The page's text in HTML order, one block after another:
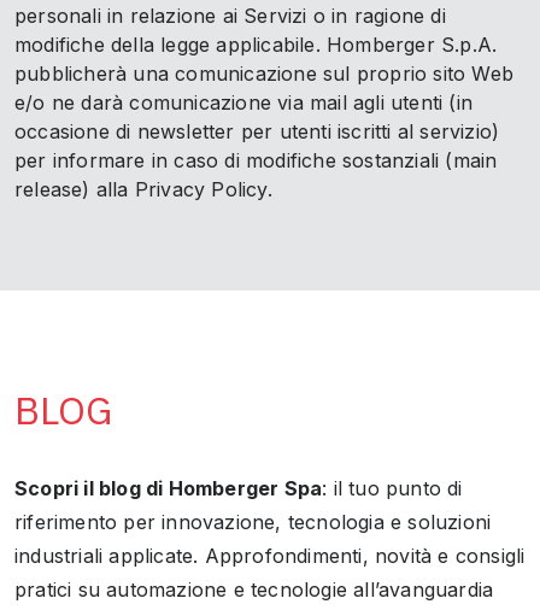
personali in relazione ai Servizi o in ragione di
modifiche della legge applicabile. Homberger S.p.A.
pubblicherà una comunicazione sul proprio sito Web
e/o ne darà comunicazione via mail agli utenti (in
occasione di newsletter per utenti iscritti al servizio)
per informare in caso di modifiche sostanziali (main
release) alla Privacy Policy.
BLOG
Scopri il blog di Homberger Spa: il tuo punto di
riferimento per innovazione, tecnologia e soluzioni
industriali applicate. Approfondimenti, novità e consigli
pratici su automazione e tecnologie all’avanguardia